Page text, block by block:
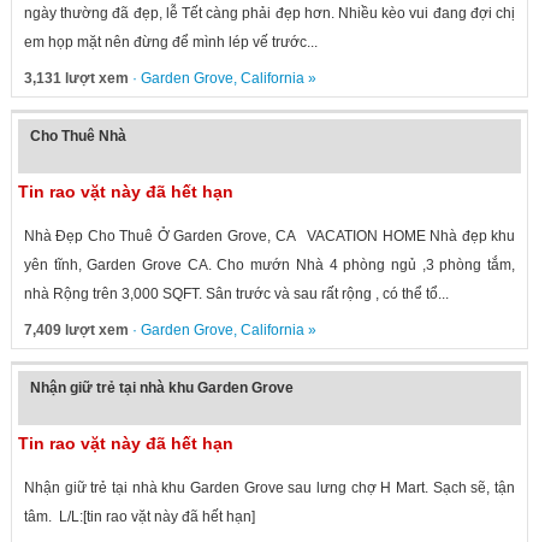
ngày thường đã đẹp, lễ Tết càng phải đẹp hơn. Nhiều kèo vui đang đợi chị
em họp mặt nên đừng để mình lép vế trước...
3,131 lượt xem · Garden Grove, California»
Cho Thuê Nhà
Tin rao vặt này đã hết hạn
Nhà Đẹp Cho Thuê Ở Garden Grove, CA VACATION HOME Nhà đẹp khu
yên tĩnh, Garden Grove CA. Cho mướn Nhà 4 phòng ngủ ,3 phòng tắm,
nhà Rộng trên 3,000 SQFT. Sân trước và sau rất rộng , có thể tổ...
7,409 lượt xem · Garden Grove, California»
Nhận giữ trẻ tại nhà khu Garden Grove
Tin rao vặt này đã hết hạn
Nhận giữ trẻ tại nhà khu Garden Grove sau lưng chợ H Mart. Sạch sẽ, tận
tâm. L/L:[tin rao vặt này đã hết hạn]